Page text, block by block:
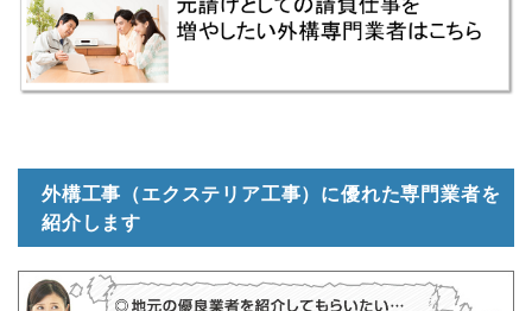
外構工事（エクステリア工事）に優れた専門業者を
紹介します